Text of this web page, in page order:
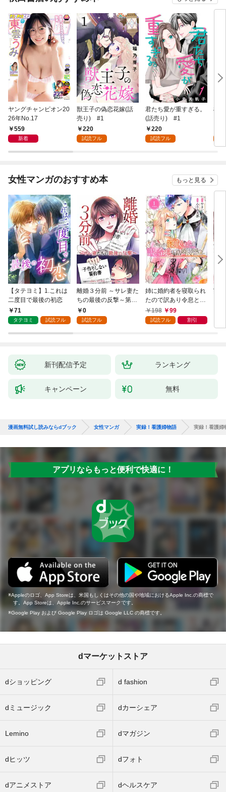
ヤングチャンピオン20
26年No.17
559
新着
獣王子の偽恋花嫁(話
売り) #1
220
試読フル
君たち愛が重すぎる。
(話売り) #1
220
試読フル
桜
女性マンガのおすすめ本 もっと見る
【タテヨミ】1.これは
二度目で最後の初恋
71
タテヨミ 試読フル
離婚３分前 ～サレ妻た
ちの最後の反撃～第1
話0
試読フル
姉に婚約者を寝取られ
たので訳あり令息と結
婚して辺境へと向かい
ます ～苦労の先に待っ
198 99
試読フル 割引
実
新刊配信予定 ランキング
キャンペーン 無料
漫画無料試し読みならdブック 女性マンガ 実録！看護婦物語 実録！看護
アプリならもっと便利で快適に！
Appleのロゴ、App Storeは、米国もしくはその他の国や地域におけるApple Inc.の商標で
す。App Storeは、Apple Inc.のサービスマークです。
Google Play および Google Play ロゴは Google LLC の商標です。
dマーケットストア
dショッピング d fashion
dミュージック dカーシェア
Lemino dマガジン
dヒッツ dフォト
dアニメストア dヘルスケア